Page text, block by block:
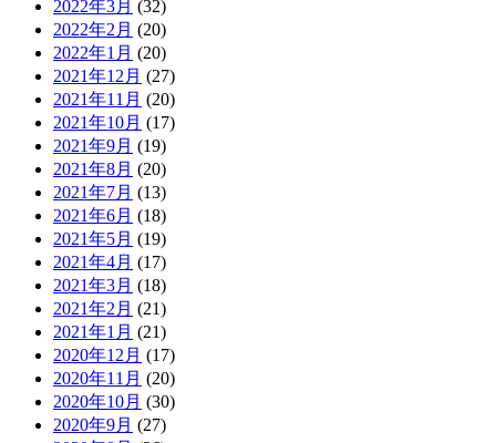
2022年3月 (32)
2022年2月 (20)
2022年1月 (20)
2021年12月 (27)
2021年11月 (20)
2021年10月 (17)
2021年9月 (19)
2021年8月 (20)
2021年7月 (13)
2021年6月 (18)
2021年5月 (19)
2021年4月 (17)
2021年3月 (18)
2021年2月 (21)
2021年1月 (21)
2020年12月 (17)
2020年11月 (20)
2020年10月 (30)
2020年9月 (27)